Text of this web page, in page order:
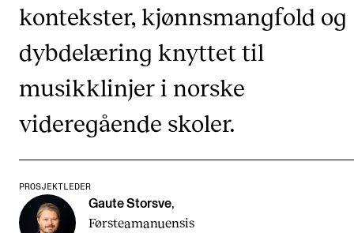
INTERNASJONALT
Utveksling
Internasjonal strategi
Samarbeidsprosjekter
AKTUELT
kontekster, kjønnsmangfold og
dybdelæring knyttet til
musikklinjer i norske
videregående skoler.
PROSJEKTLEDER
Gaute Storsve,
Førsteamanuensis